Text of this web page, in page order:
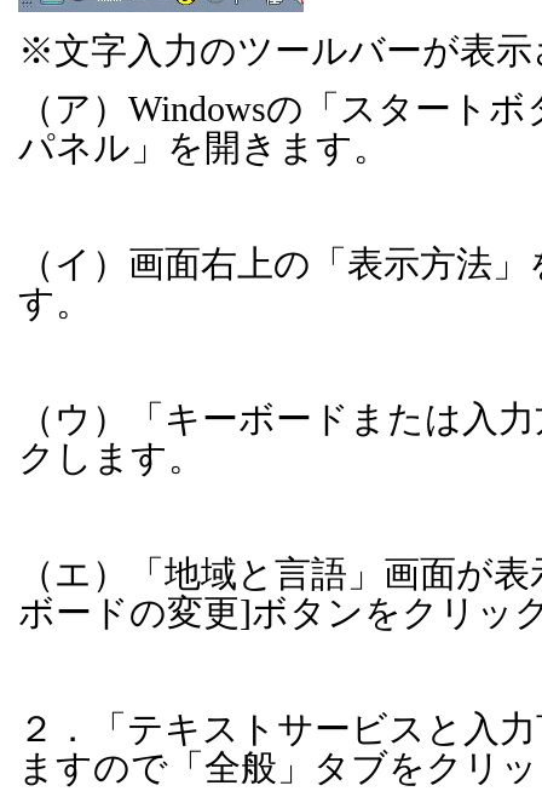
※文字入力のツールバーが表
（ア） Windowsの「スタートボ
パネル」を開きます。
（イ）画面右上の「表示方法
す。
（ウ）「キーボードまたは入
クします。
（エ）「地域と言語」画面が
ボードの変更]ボタンをクリッ
２．「テキストサービスと入
ますので「全般」タブをクリ